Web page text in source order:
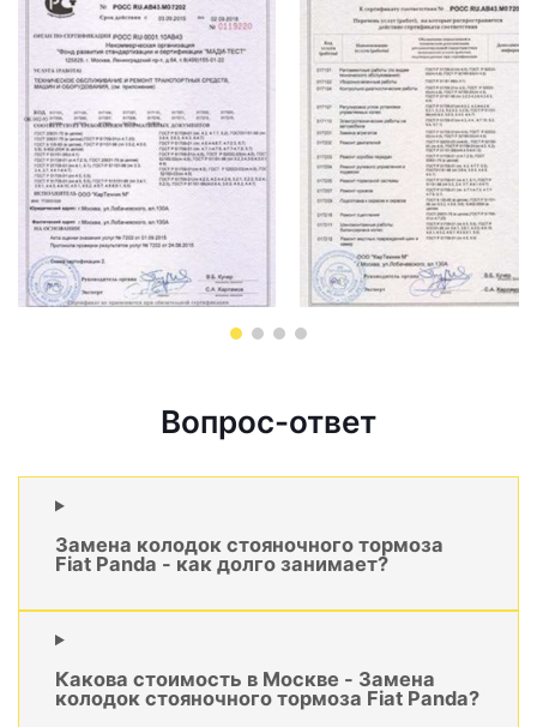
Вопрос-ответ
Замена колодок стояночного тормоза
Fiat Panda - как долго занимает?
Какова стоимость в Москве - Замена
колодок стояночного тормоза Fiat Panda?